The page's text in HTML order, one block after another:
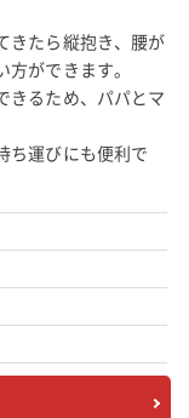
きたら縦抱き、腰が
ができます。
きるため、パパとマ
ち運びにも便利で